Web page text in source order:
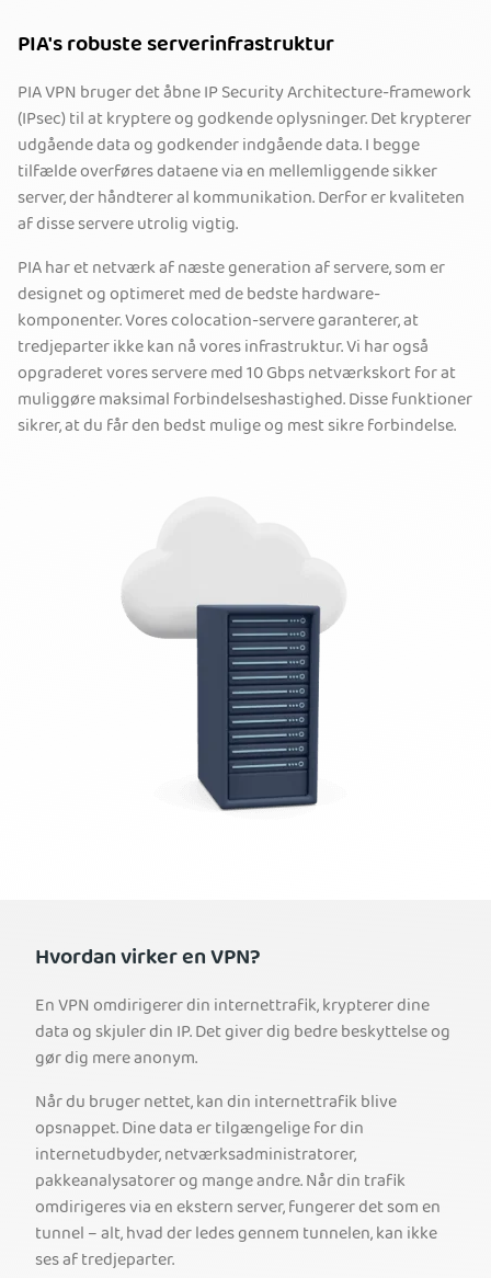
PIA's robuste serverinfrastruktur
PIA VPN bruger det åbne IP Security Architecture-framework
(IPsec) til at kryptere og godkende oplysninger. Det krypterer
udgående data og godkender indgående data. I begge
tilfælde overføres dataene via en mellemliggende sikker
server, der håndterer al kommunikation. Derfor er kvaliteten
af disse servere utrolig vigtig.
PIA har et netværk af næste generation af servere, som er
designet og optimeret med de bedste hardware-
komponenter. Vores colocation-servere garanterer, at
tredjeparter ikke kan nå vores infrastruktur. Vi har også
opgraderet vores servere med 10 Gbps netværkskort for at
muliggøre maksimal forbindelseshastighed. Disse funktioner
sikrer, at du får den bedst mulige og mest sikre forbindelse.
Hvordan virker en VPN?
En VPN omdirigerer din internettrafik, krypterer dine
data og skjuler din IP. Det giver dig bedre beskyttelse og
gør dig mere anonym.
Når du bruger nettet, kan din internettrafik blive
opsnappet. Dine data er tilgængelige for din
internetudbyder, netværksadministratorer,
pakkeanalysatorer og mange andre. Når din trafik
omdirigeres via en ekstern server, fungerer det som en
tunnel – alt, hvad der ledes gennem tunnelen, kan ikke
ses af tredjeparter.